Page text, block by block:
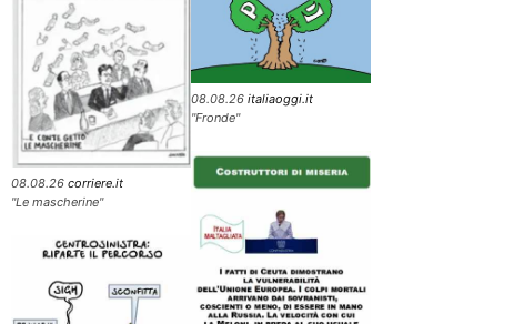
08.08.26 corriere.it
"Le mascherine"
08.08.26 italiaoggi.it
"Fronde"